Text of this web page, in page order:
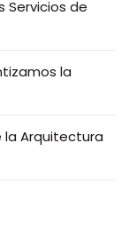
Servicios de
la
la Arquitectura